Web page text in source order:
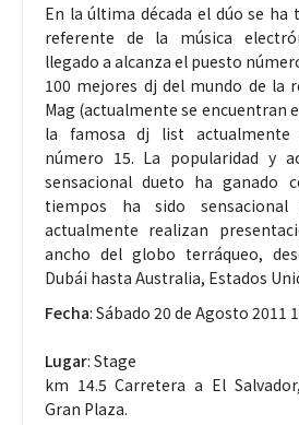
En la última década el dúo se ha
referente de la música
llegado a alcanza el puesto
100 mejores dj del mundo de la
Mag (actualmente se encuentran
la famosa dj list actualmente
número 15. La popularidad y
sensacional dueto ha ganado
tiempos ha sido
actualmente realizan
ancho del globo terráqueo,
Dubái hasta Australia, Estados
Fecha: Sábado 20 de Agosto 2011
Lugar: Stage
km 14.5 Carretera a El
Gran Plaza.